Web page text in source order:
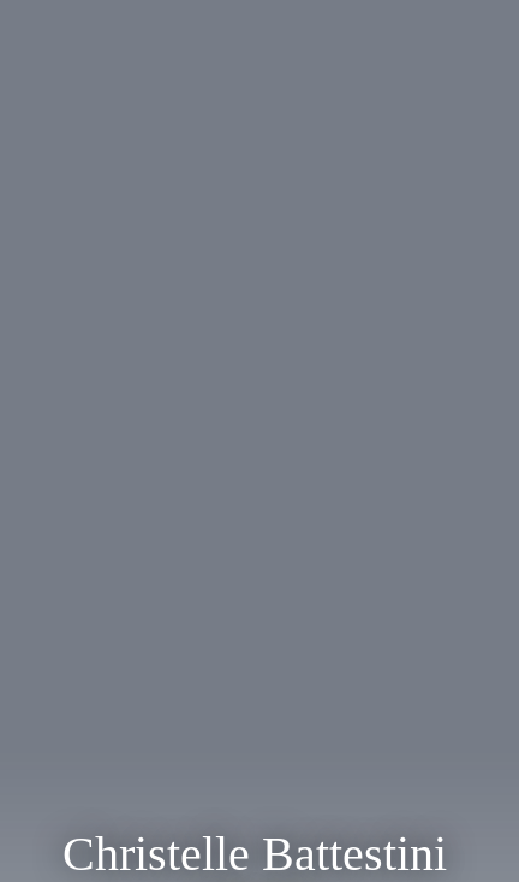
Christelle Battestini